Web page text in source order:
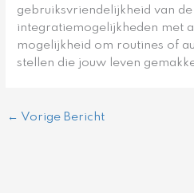
gebruiksvriendelijkheid van
integratiemogelijkheden met
mogelijkheid om routines of
stellen die jouw leven
← Vorige Bericht